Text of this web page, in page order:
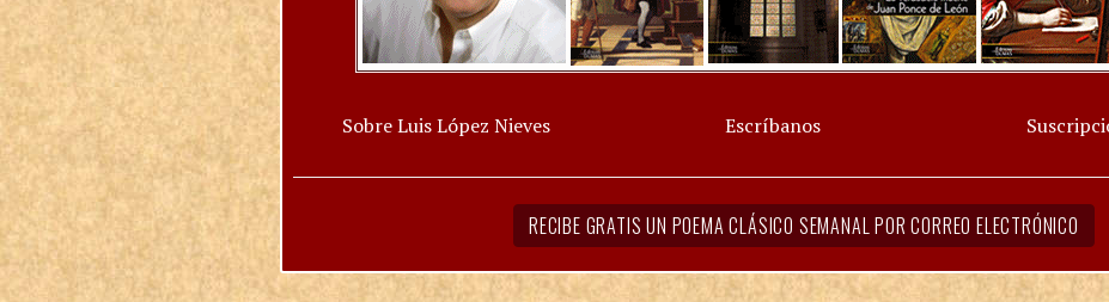
Sobre Luis López Nieves Escríbanos
RECIBE GRATIS UN POEMA CLÁSICO SEMANAL POR CORREO ELECTRÓNICO